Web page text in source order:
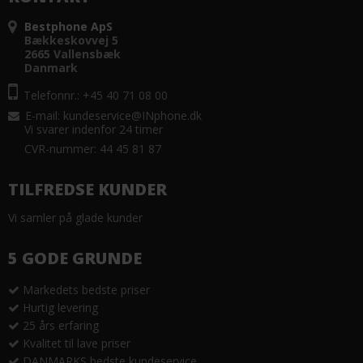
Bestphone ApS
Bækkeskovvej 5
2665 Vallensbæk
Danmark
Telefonnr.: +45 40 71 08 00
E-mail: kundeservice@INphone.dk
Vi svarer indenfor 24 timer
CVR-nummer: 44 45 81 87
TILFREDSE KUNDER
Vi samler på glade kunder
5 GODE GRUNDE
Markedets bedste priser
Hurtig levering
25 års erfaring
Kvalitet til lave priser